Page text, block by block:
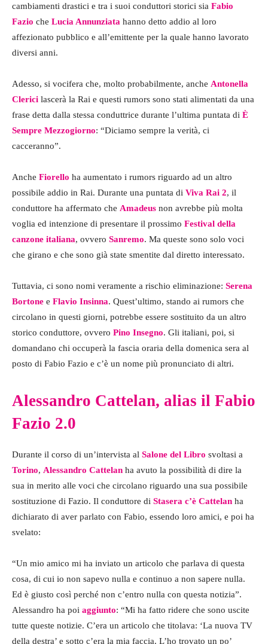
cambiamenti drastici e tra i suoi conduttori storici sia Fabio
Fazio che Lucia Annunziata hanno detto addio al loro
affezionato pubblico e all’emittente per la quale hanno lavorato
diversi anni.
Adesso, si vocifera che, molto probabilmente, anche Antonella
Clerici lascerà la Rai e questi rumors sono stati alimentati da una
frase detta dalla stessa conduttrice durante l’ultima puntata di È
Sempre Mezzogiorno: “Diciamo sempre la verità, ci
cacceranno”.
Anche Fiorello ha aumentato i rumors riguardo ad un altro
possibile addio in Rai. Durante una puntata di Viva Rai 2, il
conduttore ha affermato che Amadeus non avrebbe più molta
voglia ed intenzione di presentare il prossimo Festival della
canzone italiana, ovvero Sanremo. Ma queste sono solo voci
che girano e che sono già state smentite dal diretto interessato.
Tuttavia, ci sono nomi veramente a rischio eliminazione: Serena
Bortone e Flavio Insinna. Quest’ultimo, stando ai rumors che
circolano in questi giorni, potrebbe essere sostituito da un altro
storico conduttore, ovvero Pino Insegno. Gli italiani, poi, si
domandano chi occuperà la fascia oraria della domenica sera al
posto di Fabio Fazio e c’è un nome più pronunciato di altri.
Alessandro Cattelan, alias il Fabio
Fazio 2.0
Durante il corso di un’intervista al Salone del Libro svoltasi a
Torino, Alessandro Cattelan ha avuto la possibilità di dire la
sua in merito alle voci che circolano riguardo una sua possibile
sostituzione di Fazio. Il conduttore di Stasera c’è Cattelan ha
dichiarato di aver parlato con Fabio, essendo loro amici, e poi ha
svelato:
“Un mio amico mi ha inviato un articolo che parlava di questa
cosa, di cui io non sapevo nulla e continuo a non sapere nulla.
Ed è giusto così perché non c’entro nulla con questa notizia”.
Alessandro ha poi aggiunto: “Mi ha fatto ridere che sono uscite
tutte queste notizie. C’era un articolo che titolava: ‘La nuova TV
della destra’ e sotto c’era la mia faccia. L’ho trovato un po’